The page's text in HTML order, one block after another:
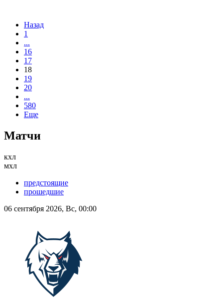
Назад
1
...
16
17
18
19
20
...
580
Еще
Матчи
кхл
мхл
предстоящие
прошедшие
06 сентября 2026, Вс, 00:00